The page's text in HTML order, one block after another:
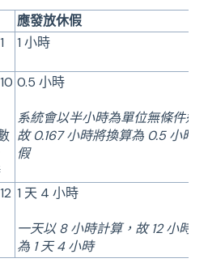
應發放休假
1 小時
0.5 小時
系統會以半小時為單位無條件進
故 0.167 小時將換算為 0.5 小時
假
1 天 4 小時
一天以 8 小時計算，故 12 小時
為 1 天 4 小時